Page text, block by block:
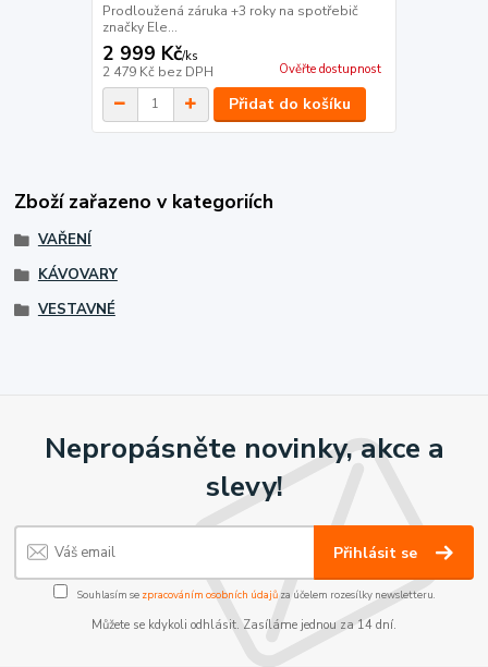
Prodloužená záruka +3 roky na spotřebič
značky Ele...
2 999 Kč/ks
2 479 Kč bez DPH Ověřte dostupnost
Přidat do košíku
Zboží zařazeno v kategoriích
VAŘENÍ
KÁVOVARY
VESTAVNÉ
Nepropásněte novinky, akce a
slevy!
Přihlásit se
Souhlasím se zpracováním osobních údajůza účelem rozesílky newsletteru.
Můžete se kdykoli odhlásit. Zasíláme jednou za 14 dní.